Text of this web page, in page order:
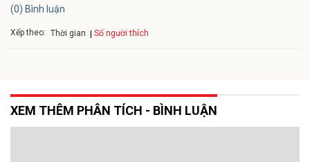
(0) Bình luận
Xếp theo: Thời gian Số người thích
XEM THÊM PHÂN TÍCH - BÌNH LUẬN